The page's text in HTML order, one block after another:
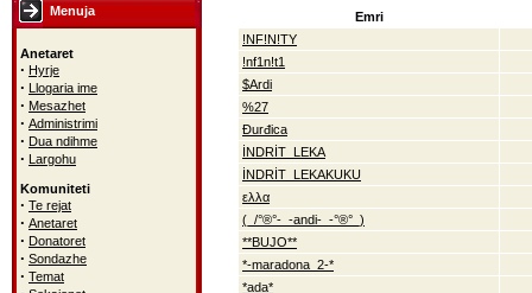
Menuja
Anetaret
· Hyrje
· Llogaria ime
· Mesazhet
· Administrimi
· Dua ndihme
· Largohu
Komuniteti
· Te rejat
· Anetaret
· Donatoret
· Sondazhe
· Temat
Emri
!NF!N!TY
!nf1n!t1
$Ardi
%27
Đurđica
İNDRİT_LEKA
İNDRİT_LEKAKUKU
ελλα
(_/°®°-_-andi-_-°®°_)
**BUJO**
*-maradona_2-*
*ada*